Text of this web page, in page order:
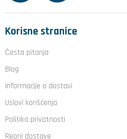
Korisne stranice
Česta pitanja
Blog
Informacije o dostavi
Uslovi korišćenja
Politika privatnosti
Reoni dostave